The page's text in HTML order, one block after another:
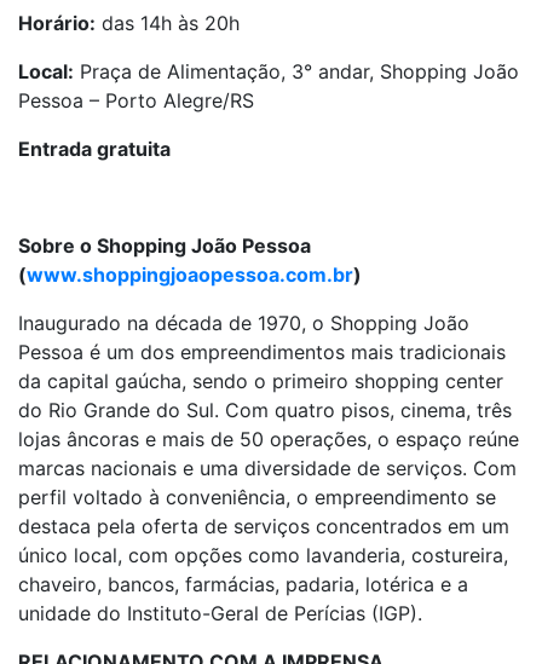
Horário: das 14h às 20h
Local: Praça de Alimentação, 3° andar, Shopping João
Pessoa – Porto Alegre/RS
Entrada gratuita
Sobre o Shopping João Pessoa
(www.shoppingjoaopessoa.com.br)
Inaugurado na década de 1970, o Shopping João
Pessoa é um dos empreendimentos mais tradicionais
da capital gaúcha, sendo o primeiro shopping center
do Rio Grande do Sul. Com quatro pisos, cinema, três
lojas âncoras e mais de 50 operações, o espaço reúne
marcas nacionais e uma diversidade de serviços. Com
perfil voltado à conveniência, o empreendimento se
destaca pela oferta de serviços concentrados em um
único local, com opções como lavanderia, costureira,
chaveiro, bancos, farmácias, padaria, lotérica e a
unidade do Instituto-Geral de Perícias (IGP).